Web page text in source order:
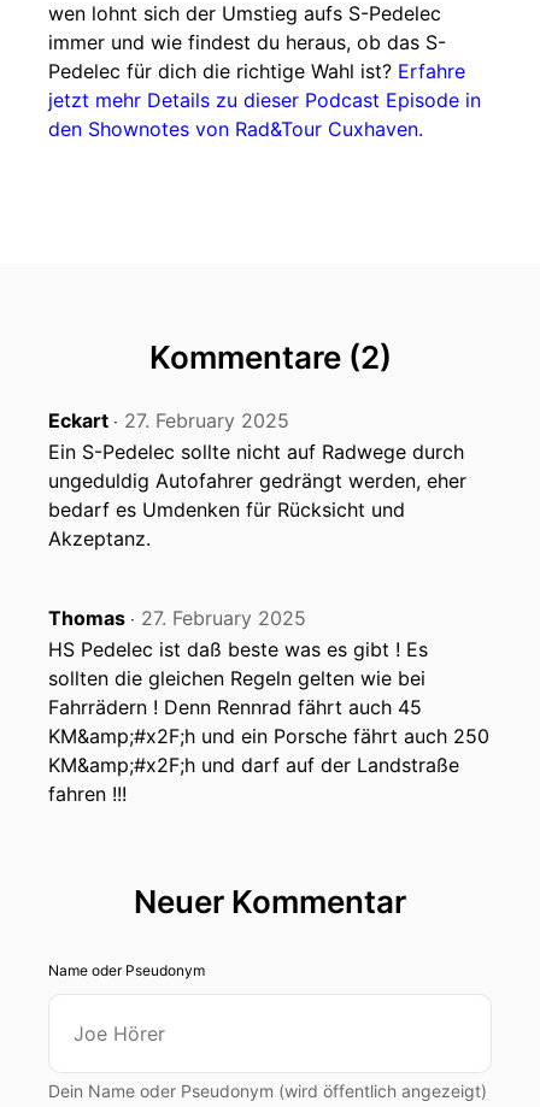
wen lohnt sich der Umstieg aufs S-Pedelec
immer und wie findest du heraus, ob das S-
Pedelec für dich die richtige Wahl ist? Erfahre
jetzt mehr Details zu dieser Podcast Episode in
den Shownotes von Rad&Tour Cuxhaven.
Kommentare (2)
Eckart ‧ 27. February 2025
Ein S-Pedelec sollte nicht auf Radwege durch
ungeduldig Autofahrer gedrängt werden, eher
bedarf es Umdenken für Rücksicht und
Akzeptanz.
Thomas ‧ 27. February 2025
HS Pedelec ist daß beste was es gibt ! Es
sollten die gleichen Regeln gelten wie bei
Fahrrädern ! Denn Rennrad fährt auch 45
KM&amp;#x2F;h und ein Porsche fährt auch 250
KM&amp;#x2F;h und darf auf der Landstraße
fahren !!!
Neuer Kommentar
Name oder Pseudonym
Dein Name oder Pseudonym (wird öffentlich angezeigt)